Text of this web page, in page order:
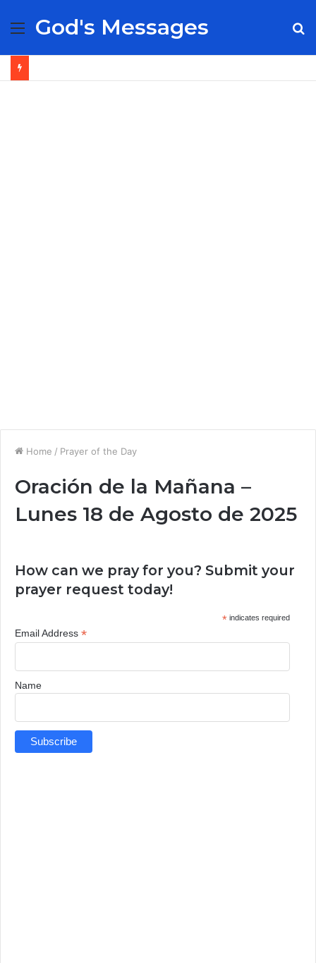
Menu
God's Messages
Home / Prayer of the Day
Oración de la Mañana –
Lunes 18 de Agosto de 2025
How can we pray for you? Submit your
prayer request today!
*indicates required
Email Address *
Name